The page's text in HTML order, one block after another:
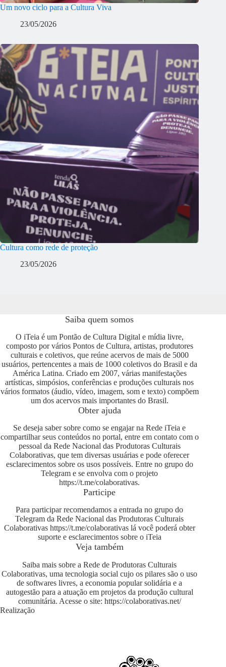
Um novo ciclo para a Cultura Viva
23/05/2026
Cultura como rede de proteção
23/05/2026
Saiba quem somos
O iTeia é um Pontão de Cultura Digital e mídia livre,
composto por vários Pontos de Cultura, artistas, produtores
culturais e coletivos, que reúne acervos de mais de 5000
usuários, pertencentes a mais de 1000 coletivos do Brasil e da
América Latina. Criado em 2007, várias manifestações
artísticas, simpósios, conferências e produções culturais nos
vários formatos (áudio, vídeo, imagem, som e texto) compõem
um dos acervos mais importantes do Brasil.
Obter ajuda
Se deseja saber sobre como se engajar na Rede iTeia e
compartilhar seus conteúdos no portal, entre em contato com o
pessoal da Rede Nacional das Produtoras Culturais
Colaborativas, que tem diversas usuárias e pode oferecer
esclarecimentos sobre os usos possíveis. Entre no grupo do
Telegram e se envolva com o projeto
https://t.me/colaborativas.
Participe
Para participar recomendamos a entrada no grupo do
Telegram da Rede Nacional das Produtoras Culturais
Colaborativas https://t.me/colaborativaslá você poderá obter
suporte e esclarecimentos sobre o iTeia
Veja também
Saiba mais sobre a Rede de Produtoras Culturais
Colaborativas, uma tecnologia social cujo os pilares são o uso
de softwares livres, a economia popular solidária e a
autogestão para a atuação em projetos da produção cultural
comunitária. Acesse o site: https://colaborativas.net/
Realização